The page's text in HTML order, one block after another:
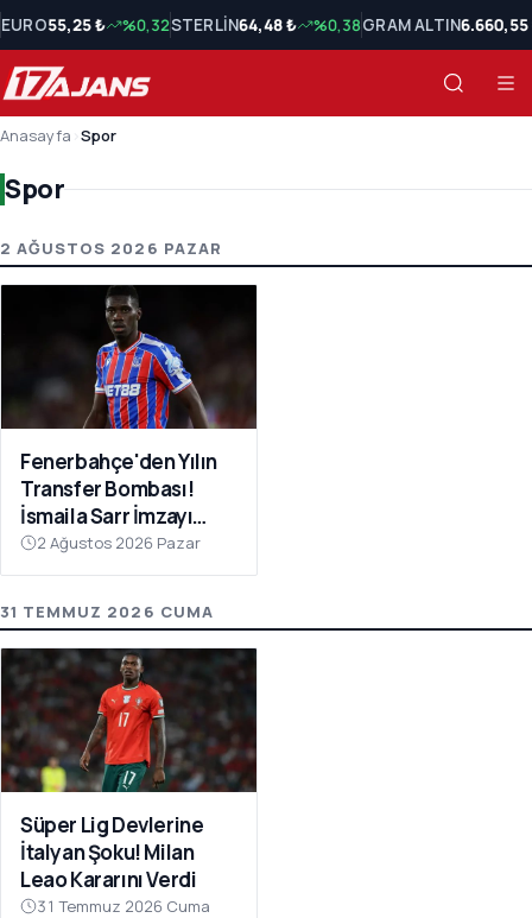
EURO55,25 ₺ %0,32STERLİN64,48 ₺ %0,38GRAM ALTIN6.660,55
Anasayfa Spor
Spor
Spor Son Haberler
2 AĞUSTOS 2026 PAZAR
Fenerbahçe'den Yılın
Transfer Bombası!
İsmaila Sarr İmzayı
Atıyor
2 Ağustos 2026 Pazar
31 TEMMUZ 2026 CUMA
Süper Lig Devlerine
İtalyan Şoku! Milan
Leao Kararını Verdi
31 Temmuz 2026 Cuma